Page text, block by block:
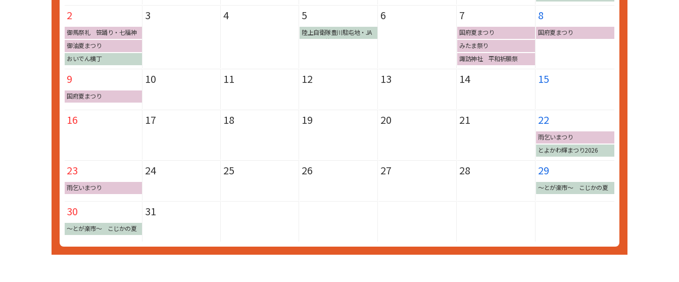
2
御馬祭礼 笹踊り・七福神
踊り
御油夏まつり
おいでん横丁
3 4 5
陸上自衛隊豊川駐屯地・JA
ひまわり共催 納涼夏まつ
6 7
国府夏まつり
みたま祭り
諏訪神社 平和祈願祭
8
国府夏まつり
9
国府夏まつり
10 11 12 13 14 15
16 17 18 19 20 21 22
雨乞いまつり
とよかわ輝まつり2026
23
雨乞いまつり
24 25 26 27 28 29
～とが楽市～ こじかの夏
休み
30
～とが楽市～ こじかの夏
休み
31